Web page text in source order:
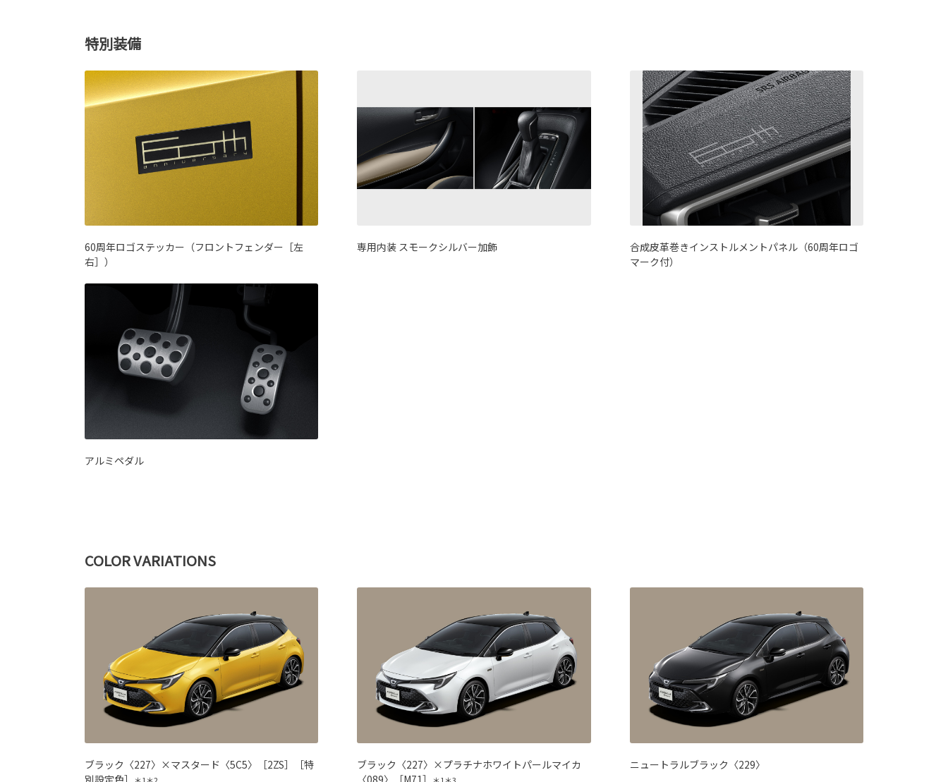
特別装備
60周年ロゴステッカー（フロントフェンダー［左
右］）
専用内装 スモークシルバー加飾
合成皮革巻きインストルメントパネル（60周年ロゴ
マーク付）
アルミペダル
COLOR VARIATIONS
ブラック〈227〉×マスタード〈5C5〉［2ZS］［特
別設定色］
ブラック〈227〉×プラチナホワイトパールマイカ
〈089〉［M71］
ニュートラルブラック〈229〉